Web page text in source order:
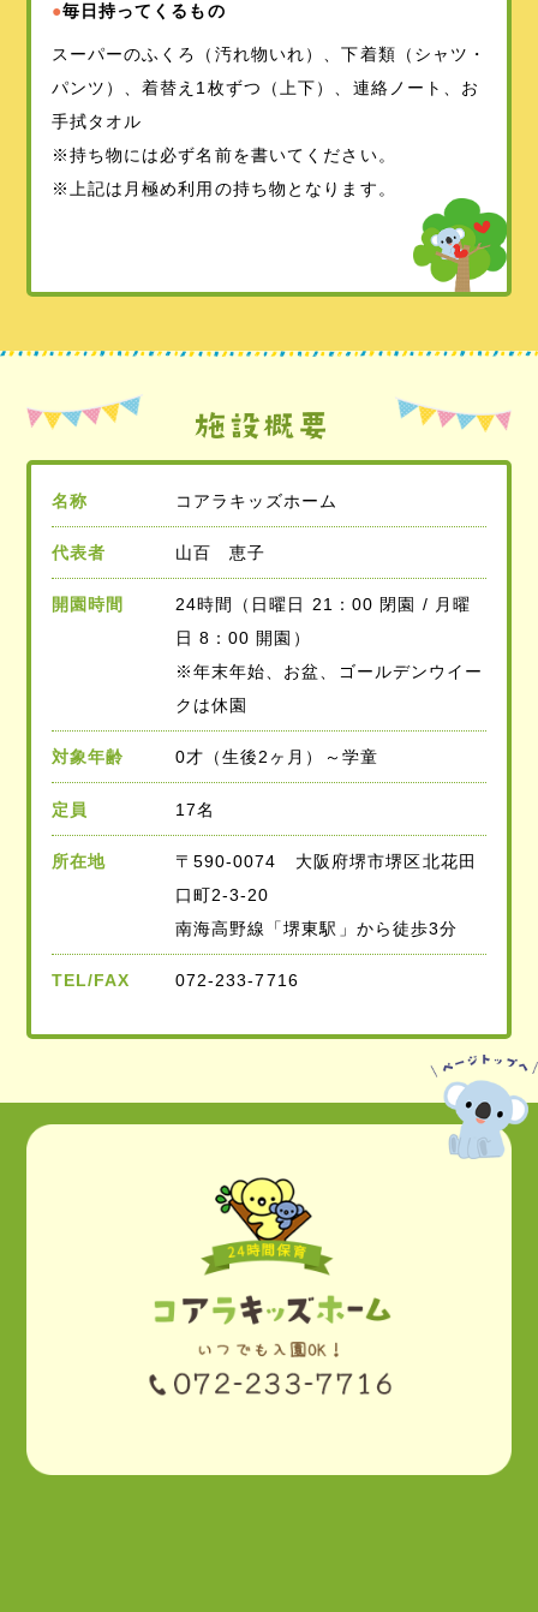
●毎日持ってくるもの
スーパーのふくろ（汚れ物いれ）、下着類（シャツ・
パンツ）、着替え1枚ずつ（上下）、連絡ノート、お
手拭タオル
※持ち物には必ず名前を書いてください。
※上記は月極め利用の持ち物となります。
名称 コアラキッズホーム
代表者 山百 恵子
開園時間
24時間（日曜日 21：00 閉園 / 月曜
日 8：00 開園）
※年末年始、お盆、ゴールデンウイー
クは休園
対象年齢 0才（生後2ヶ月）～学童
定員 17名
所在地
〒590-0074 大阪府堺市堺区北花田
口町2-3-20
南海高野線「堺東駅」から徒歩3分
TEL/FAX 072-233-7716